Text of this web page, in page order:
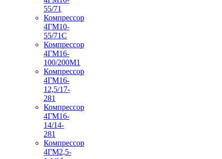
55/71
Компрессор
4ГМ10-
55/71С
Компрессор
4ГМ16-
100/200М1
Компрессор
4ГМ16-
12,5/17-
281
Компрессор
4ГМ16-
14/14-
281
Компрессор
4ГМ2,5-